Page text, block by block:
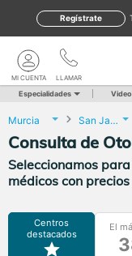
Regístrate
LLAMAR
MI CUENTA
Especialidades
Murcia San Javier
Consulta de
Seleccionamos
médicos con
Centros
destacados
El